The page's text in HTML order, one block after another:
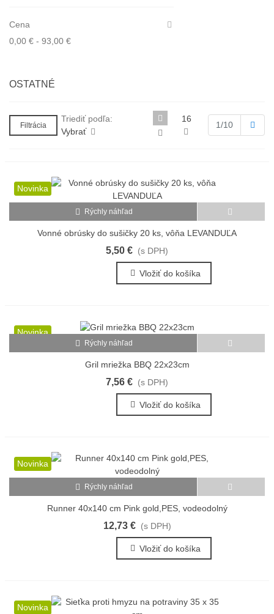
Cena
0,00 € - 93,00 €
OSTATNÉ
Filtrácia
Triediť podľa:
Vybrať
16
1/10
Novinka
Rýchly náhľad
Vonné obrúsky do sušičky 20 ks, vôňa LEVANDUĽA
5,50 € (s DPH)
Vložiť do košíka
Novinka
Rýchly náhľad
Gril mriežka BBQ 22x23cm
7,56 € (s DPH)
Vložiť do košíka
Novinka
Rýchly náhľad
Runner 40x140 cm Pink gold,PES, vodeodolný
12,73 € (s DPH)
Vložiť do košíka
Novinka